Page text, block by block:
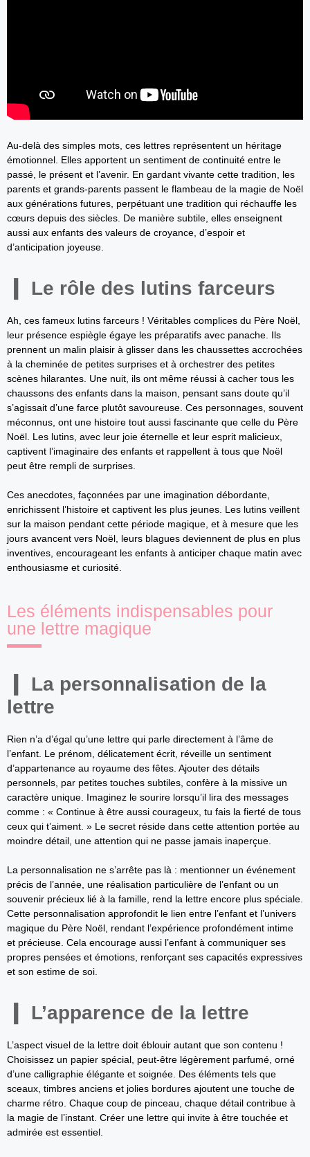
Au-delà des simples mots, ces lettres représentent un héritage
émotionnel. Elles apportent un sentiment de continuité entre le
passé, le présent et l’avenir. En gardant vivante cette tradition, les
parents et grands-parents passent le flambeau de la magie de Noël
aux générations futures, perpétuant une tradition qui réchauffe les
cœurs depuis des siècles. De manière subtile, elles enseignent
aussi aux enfants des valeurs de croyance, d’espoir et
d’anticipation joyeuse.
Le rôle des lutins farceurs
Ah, ces fameux lutins farceurs ! Véritables complices du Père Noël,
leur présence espiègle égaye les préparatifs avec panache. Ils
prennent un malin plaisir à glisser dans les chaussettes accrochées
à la cheminée de petites surprises et à orchestrer des petites
scènes hilarantes. Une nuit, ils ont même réussi à cacher tous les
chaussons des enfants dans la maison, pensant sans doute qu’il
s’agissait d’une farce plutôt savoureuse. Ces personnages, souvent
méconnus, ont une histoire tout aussi fascinante que celle du Père
Noël. Les lutins, avec leur joie éternelle et leur esprit malicieux,
captivent l’imaginaire des enfants et rappellent à tous que Noël
peut être rempli de surprises.
Ces anecdotes, façonnées par une imagination débordante,
enrichissent l’histoire et captivent les plus jeunes. Les lutins veillent
sur la maison pendant cette période magique, et à mesure que les
jours avancent vers Noël, leurs blagues deviennent de plus en plus
inventives, encourageant les enfants à anticiper chaque matin avec
enthousiasme et curiosité.
Les éléments indispensables pour
une lettre magique
La personnalisation de la
lettre
Rien n’a d’égal qu’une lettre qui parle directement à l’âme de
l’enfant. Le prénom, délicatement écrit, réveille un sentiment
d’appartenance au royaume des fêtes. Ajouter des détails
personnels, par petites touches subtiles, confère à la missive un
caractère unique. Imaginez le sourire lorsqu’il lira des messages
comme : « Continue à être aussi courageux, tu fais la fierté de tous
ceux qui t’aiment. » Le secret réside dans cette attention portée au
moindre détail, une attention qui ne passe jamais inaperçue.
La personnalisation ne s’arrête pas là : mentionner un événement
précis de l’année, une réalisation particulière de l’enfant ou un
souvenir précieux lié à la famille, rend la lettre encore plus spéciale.
Cette personnalisation approfondit le lien entre l’enfant et l’univers
magique du Père Noël, rendant l’expérience profondément intime
et précieuse. Cela encourage aussi l’enfant à communiquer ses
propres pensées et émotions, renforçant ses capacités expressives
et son estime de soi.
L’apparence de la lettre
L’aspect visuel de la lettre doit éblouir autant que son contenu !
Choisissez un papier spécial, peut-être légèrement parfumé, orné
d’une calligraphie élégante et soignée. Des éléments tels que
sceaux, timbres anciens et jolies bordures ajoutent une touche de
charme rétro. Chaque coup de pinceau, chaque détail contribue à
la magie de l’instant. Créer une lettre qui invite à être touchée et
admirée est essentiel.